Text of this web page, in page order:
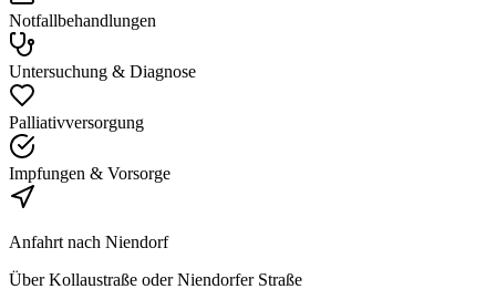
Notfallbehandlungen
Untersuchung & Diagnose
Palliativversorgung
Impfungen & Vorsorge
Anfahrt nach Niendorf
Über Kollaustraße oder Niendorfer Straße